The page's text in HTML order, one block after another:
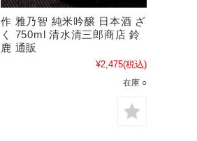
作 雅乃智 純米吟醸 日本酒 ざ
く 750ml 清水清三郎商店 鈴
鹿 通販
¥2,475(税込)
在庫 ○